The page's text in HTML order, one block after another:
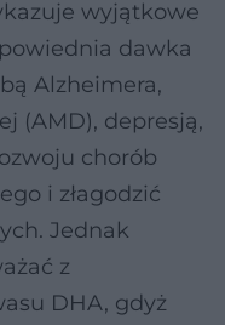
wyjątkowe
dawka
Alzheimera,
(AMD), depresją,
chorób
i złagodzić
Jednak
z
DHA, gdyż